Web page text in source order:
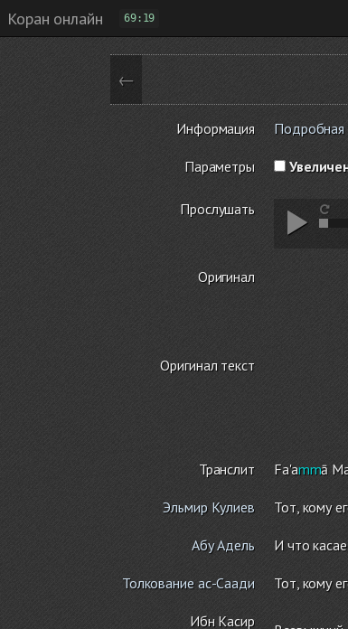
Коран онлайн 69:19
←
Информация Подробная
Параметры
Прослушать
Оригинал
Оригинал текст
Транслит Fa'ammā
Эльмир Кулиев Тот, кому
Абу Адель И что
Толкование ас-Саади Тот, кому
Ибн Касир